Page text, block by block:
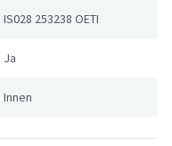
IS028 253238 OETI
Ja
Innen